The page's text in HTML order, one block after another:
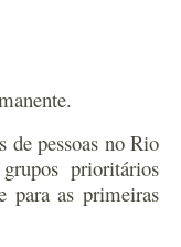
pessoas no Rio
prioritários
para as primeiras